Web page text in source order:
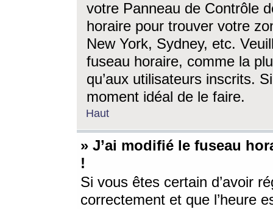
votre Panneau de Contrôle
horaire pour trouver votre
New York, Sydney, etc.
fuseau horaire, comme la
qu’aux utilisateurs inscrits.
moment idéal de le faire.
Haut
» J’ai modifié le fuseau
!
Si vous êtes certain d’avoir
correctement et que l’heure